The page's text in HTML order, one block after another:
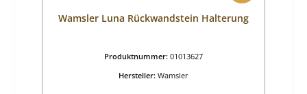
Wamsler Luna Rückwandstein Halterung
Produktnummer: 01013627
Hersteller: Wamsler